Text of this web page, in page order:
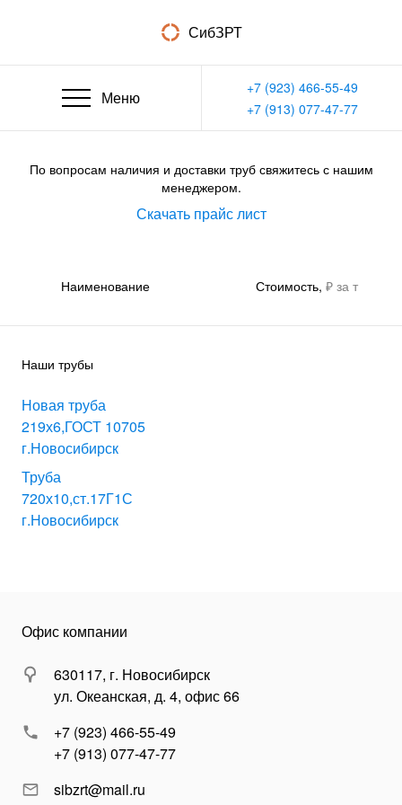
СибЗРТ
Меню
+7 (923) 466-55-49
+7 (913) 077-47-77
Контакты
О компании
По вопросам наличия и доставки труб свяжитесь с нашим
менеджером.
Скачать прайс лист
Наименование Стоимость, ₽ за т
Наши трубы
Новая труба
219х6,ГОСТ 10705
г.Новосибирск
Труба
720х10,ст.17Г1С
г.Новосибирск
Офис компании
630117, г. Новосибирск
ул. Океанская, д. 4, офис 66
+7 (923) 466-55-49
+7 (913) 077-47-77
sibzrt@mail.ru